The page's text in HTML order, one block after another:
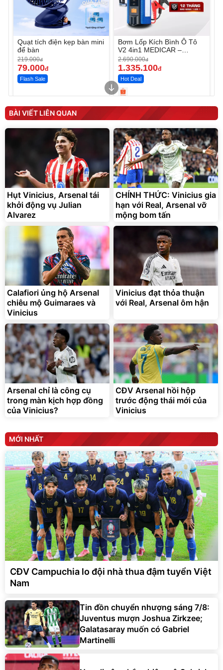
Quạt tích điện kẹp bàn mini
để bàn
219.000đ
79.000đ
Flash Sale
Bơm Lốp Kích Bình Ô Tô
V2 4in1 MEDICAR –
12.000mAh
2.690.000đ
1.335.100đ
Hot Deal
Máy ép chậm trái cây
Elmich JEE 1855OL
3.000.000đ
2.143.650đ
Máy rửa xe cầm tay xịt rửa
cao áp có tạo bọt tuyết
399.000đ
Đã bán nhiều
Bạt phủ xe ô tô cao cấp,
tráng nhôm 03 lớp
392.000đ
325.000đ
Đã bán nhiều
Xe đạp điện trợ lực G-
Force C14 gấp gọn bỏ cốp
tiện lợi
9.900.000đ
7.092.000đ
Đang xem nhiều
BÀI VIẾT LIÊN QUAN
Hụt Vinicius, Arsenal tái
khởi động vụ Julian
Alvarez
CHÍNH THỨC: Vinicius gia
hạn với Real, Arsenal vỡ
mộng bom tấn
Calafiori ủng hộ Arsenal
chiêu mộ Guimaraes và
Vinicius
Vinicius đạt thỏa thuận
với Real, Arsenal ôm hận
Arsenal chỉ là công cụ
trong màn kịch hợp đồng
của Vinicius?
CĐV Arsenal hồi hộp
trước động thái mới của
Vinicius
MỚI NHẤT
CĐV Campuchia lo đội nhà thua đậm tuyển Việt
Nam
Tin đồn chuyển nhượng sáng 7/8:
Juventus mượn Joshua Zirkzee;
Galatasaray muốn có Gabriel
Martinelli